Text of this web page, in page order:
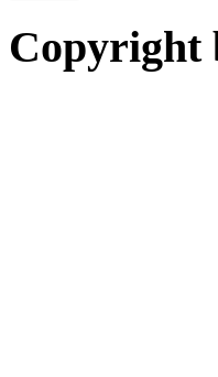
Copyright